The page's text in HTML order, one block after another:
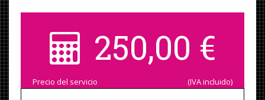
250,00 €
Precio del servicio (IVA incluido)